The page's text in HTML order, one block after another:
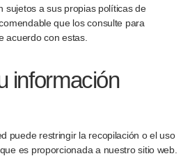
sujetos a sus propias políticas de
que los consulte para
acuerdo con estas.
información
puede restringir la recopilación o el uso
es proporcionada a nuestro sitio web.